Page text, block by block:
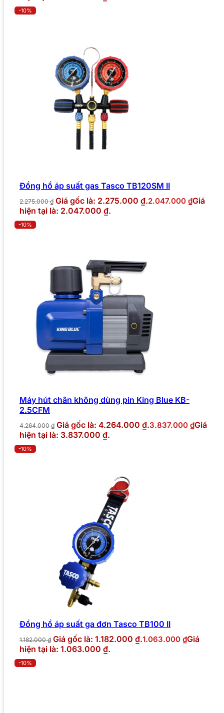
-10%
Đồng hồ áp suất gas Tasco TB120SM II
2.275.000₫ Giá gốc là: 2.275.000 ₫.2.047.000 ₫Giá
hiện tại là: 2.047.000 ₫.
-10%
Máy hút chân không dùng pin King Blue KB-
2.5CFM
4.264.000₫ Giá gốc là: 4.264.000 ₫.3.837.000 ₫Giá
hiện tại là: 3.837.000 ₫.
-10%
Đồng hồ áp suất ga đơn Tasco TB100 II
1.182.000₫ Giá gốc là: 1.182.000 ₫.1.063.000 ₫Giá
hiện tại là: 1.063.000 ₫.
-10%